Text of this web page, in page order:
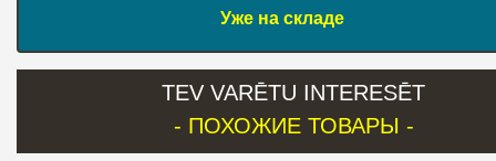
Уже на складе
TEV VARĒTU INTERESĒT
- ПОХОЖИЕ ТОВАРЫ -